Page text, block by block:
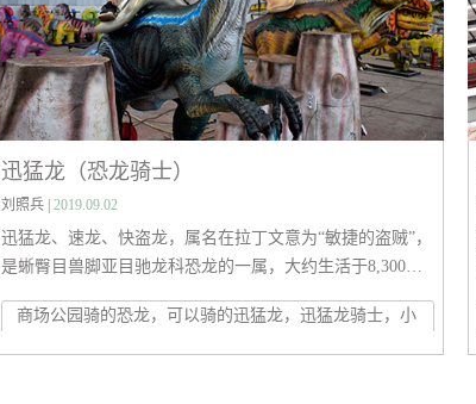
迅猛龙（恐龙骑士）
刘照兵 | 2019.09.02
迅猛龙、速龙、快盗龙，属名在拉丁文意为“敏捷的盗贼”，
是蜥臀目兽脚亚目驰龙科恐龙的一属，大约生活于8,300万
伶盗龙，化石发现于蒙古国及中国内蒙古等地。第二个种为
奥氏伶盗龙，是在2008年被命名，化石是一个发现于中国内
商场公园骑的恐龙，可以骑的迅猛龙，迅猛龙骑士，小